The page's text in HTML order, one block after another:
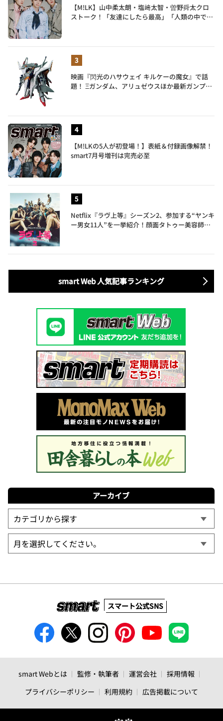
【M!LK】山中柔太朗・塩﨑太智・曽野舜太クロ
ストーク！「友達にしたら最高」「人類の中で桁
映画『閃光のハサウェイ キルケーの魔女』で話
題！ Ξガンダム、アリュゼウスほか最新ガンプラ
【M!LKの5人が初登場！】表紙＆付録画像解禁！
smart7月号増刊は完売必至
Netflix『ラヴ上等』シーズン2、参加する“ヤンキ
ー男女11人”を一挙紹介！顔面タトゥー美容師、
smart Web 人気記事ランキング
アーカイブ
スマート公式SNS
smart Webとは 監修・執筆者 運営会社
採用情報
プライバシーポリシー
利用規約 広告掲載について